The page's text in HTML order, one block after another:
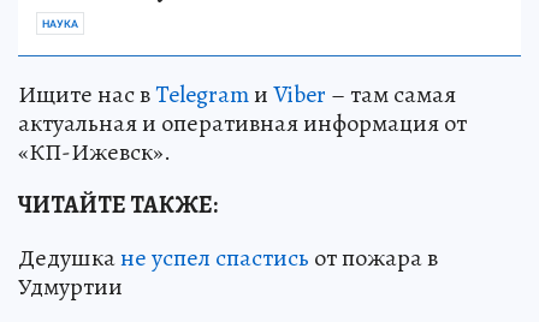
НАУКА
Ищите нас вTelegramиViber – там самая
актуальная и оперативная информация от
«КП-Ижевск».
ЧИТАЙТЕ ТАКЖЕ:
Дедушкане успел спастись от пожара в
Удмуртии